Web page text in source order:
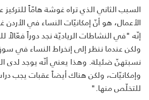
السبب الثاني الذي تراه غوشة هامّاً
الأعمال، هو أنّ إمكانيّات النساء في
إنّه "في النشاطات الرياديّة نجد دوراً فعّالاً
ولكن عندما ننظر إلى إنخراط النساء في
نسبتهنّ ضئيلة. وهذا يعني أنّه يوجد لدى
وإمكانيّات، ولكن هناك أيضاً عقبات يجب
للتخلّص منها."